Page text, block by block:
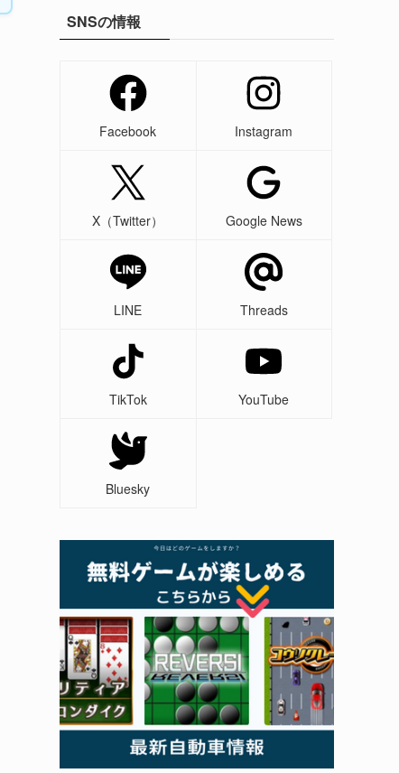
SNSの情報
Facebook Instagram
X（Twitter） Google News
LINE Threads
TikTok YouTube
Bluesky